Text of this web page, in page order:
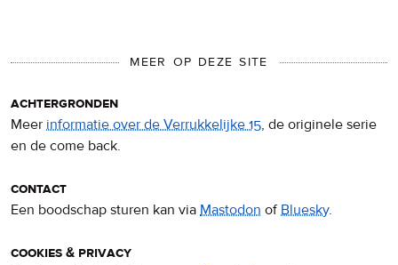
MEER OP DEZE SITE
achtergronden
Meer informatie over de Verrukkelijke 15, de originele serie
en de come back.
contact
Een boodschap sturen kan via Mastodon ofBluesky.
cookies & privacy